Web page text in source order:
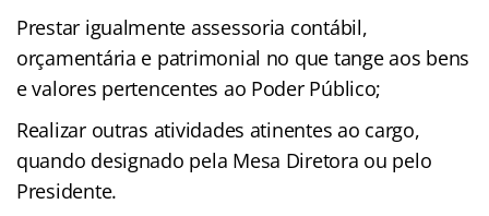
Prestar igualmente assessoria contábil,
orçamentária e patrimonial no que tange aos bens
e valores pertencentes ao Poder Público;
Realizar outras atividades atinentes ao cargo,
quando designado pela Mesa Diretora ou pelo
Presidente.